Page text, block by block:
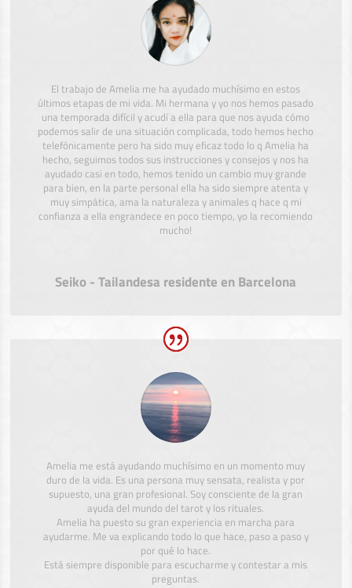
El trabajo de Amelia me ha ayudado muchísimo en estos
últimos etapas de mi vida. Mi hermana y yo nos hemos pasado
una temporada difícil y acudí a ella para que nos ayuda cómo
podemos salir de una situación complicada, todo hemos hecho
telefónicamente pero ha sido muy eficaz todo lo q Amelia ha
hecho, seguimos todos sus instrucciones y consejos y nos ha
ayudado casi en todo, hemos tenido un cambio muy grande
para bien, en la parte personal ella ha sido siempre atenta y
muy simpática, ama la naturaleza y animales q hace q mi
confianza a ella engrandece en poco tiempo, yo la recomiendo
mucho!
Seiko - Tailandesa residente en Barcelona
Amelia me está ayudando muchísimo en un momento muy
duro de la vida. Es una persona muy sensata, realista y por
supuesto, una gran profesional. Soy consciente de la gran
ayuda del mundo del tarot y los rituales.
Amelia ha puesto su gran experiencia en marcha para
ayudarme. Me va explicando todo lo que hace, paso a paso y
por qué lo hace.
Está siempre disponible para escucharme y contestar a mis
preguntas.